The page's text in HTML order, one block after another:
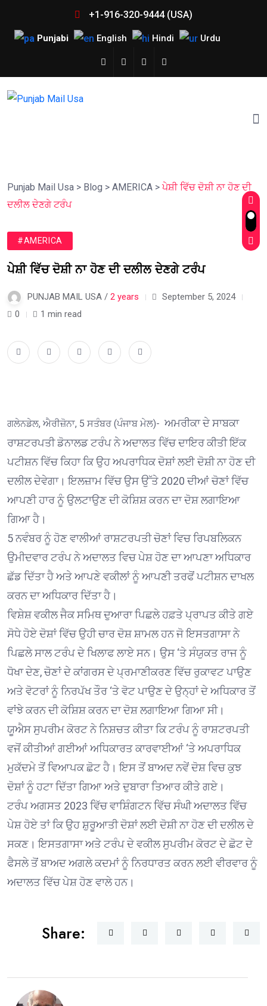
+1-916-320-9444 (USA)
Punjabi English Hindi Urdu
Punjab Mail Usa > Blog > AMERICA >ਪੇਸ਼ੀ ਵਿੱਚ ਦੋਸ਼ੀ ਨਾ ਹੋਣ ਦੀ
ਦਲੀਲ ਦੇਣਗੇ ਟਰੰਪ
#AMERICA
ਪੇਸ਼ੀ ਵਿੱਚ ਦੋਸ਼ੀ ਨਾ ਹੋਣ ਦੀ ਦਲੀਲ ਦੇਣਗੇ ਟਰੰਪ
PUNJAB MAIL USA / 2 years
September 5, 2024
0
1 min read
ਗਲੇਨਡੇਲ, ਐਰੀਜ਼ੋਨਾ, 5 ਸਤੰਬਰ (ਪੰਜਾਬ ਮੇਲ)- ਅਮਰੀਕਾ ਦੇ ਸਾਬਕਾ
ਰਾਸ਼ਟਰਪਤੀ ਡੋਨਾਲਡ ਟਰੰਪ ਨੇ ਅਦਾਲਤ ਵਿੱਚ ਦਾਇਰ ਕੀਤੀ ਇੱਕ
ਪਟੀਸ਼ਨ ਵਿੱਚ ਕਿਹਾ ਕਿ ਉਹ ਅਪਰਾਧਿਕ ਦੋਸ਼ਾਂ ਲਈ ਦੋਸ਼ੀ ਨਾ ਹੋਣ ਦੀ
ਦਲੀਲ ਦੇਵੇਗਾ। ਇਲਜ਼ਾਮ ਵਿੱਚ ਉਸ ਉੱਤੇ 2020 ਦੀਆਂ ਚੋਣਾਂ ਵਿੱਚ
ਆਪਣੀ ਹਾਰ ਨੂੰ ਉਲਟਾਉਣ ਦੀ ਕੋਸ਼ਿਸ਼ ਕਰਨ ਦਾ ਦੋਸ਼ ਲਗਾਇਆ
ਗਿਆ ਹੈ।
5 ਨਵੰਬਰ ਨੂੰ ਹੋਣ ਵਾਲੀਆਂ ਰਾਸ਼ਟਰਪਤੀ ਚੋਣਾਂ ਵਿਚ ਰਿਪਬਲਿਕਨ
ਉਮੀਦਵਾਰ ਟਰੰਪ ਨੇ ਅਦਾਲਤ ਵਿਚ ਪੇਸ਼ ਹੋਣ ਦਾ ਆਪਣਾ ਅਧਿਕਾਰ
ਛੱਡ ਦਿੱਤਾ ਹੈ ਅਤੇ ਆਪਣੇ ਵਕੀਲਾਂ ਨੂੰ ਆਪਣੀ ਤਰਫੋਂ ਪਟੀਸ਼ਨ ਦਾਖਲ
ਕਰਨ ਦਾ ਅਧਿਕਾਰ ਦਿੱਤਾ ਹੈ।
ਵਿਸ਼ੇਸ਼ ਵਕੀਲ ਜੈਕ ਸਮਿਥ ਦੁਆਰਾ ਪਿਛਲੇ ਹਫ਼ਤੇ ਪ੍ਰਾਪਤ ਕੀਤੇ ਗਏ
ਸੋਧੇ ਹੋਏ ਦੋਸ਼ਾਂ ਵਿੱਚ ਉਹੀ ਚਾਰ ਦੋਸ਼ ਸ਼ਾਮਲ ਹਨ ਜੋ ਇਸਤਗਾਸਾ ਨੇ
ਪਿਛਲੇ ਸਾਲ ਟਰੰਪ ਦੇ ਖਿਲਾਫ ਲਾਏ ਸਨ। ਉਸ ‘ਤੇ ਸੰਯੁਕਤ ਰਾਜ ਨੂੰ
ਧੋਖਾ ਦੇਣ, ਚੋਣਾਂ ਦੇ ਕਾਂਗਰਸ ਦੇ ਪ੍ਰਮਾਣੀਕਰਣ ਵਿੱਚ ਰੁਕਾਵਟ ਪਾਉਣ
ਅਤੇ ਵੋਟਰਾਂ ਨੂੰ ਨਿਰਪੱਖ ਤੌਰ ‘ਤੇ ਵੋਟ ਪਾਉਣ ਦੇ ਉਨ੍ਹਾਂ ਦੇ ਅਧਿਕਾਰ ਤੋਂ
ਵਾਂਝੇ ਕਰਨ ਦੀ ਕੋਸ਼ਿਸ਼ ਕਰਨ ਦਾ ਦੋਸ਼ ਲਗਾਇਆ ਗਿਆ ਸੀ।
ਯੂਐਸ ਸੁਪਰੀਮ ਕੋਰਟ ਨੇ ਨਿਸ਼ਚਤ ਕੀਤਾ ਕਿ ਟਰੰਪ ਨੂੰ ਰਾਸ਼ਟਰਪਤੀ
ਵਜੋਂ ਕੀਤੀਆਂ ਗਈਆਂ ਅਧਿਕਾਰਤ ਕਾਰਵਾਈਆਂ ‘ਤੇ ਅਪਰਾਧਿਕ
ਮੁਕੱਦਮੇ ਤੋਂ ਵਿਆਪਕ ਛੋਟ ਹੈ। ਇਸ ਤੋਂ ਬਾਅਦ ਨਵੇਂ ਦੋਸ਼ ਵਿਚ ਕੁਝ
ਦੋਸ਼ਾਂ ਨੂੰ ਹਟਾ ਦਿੱਤਾ ਗਿਆ ਅਤੇ ਦੁਬਾਰਾ ਤਿਆਰ ਕੀਤੇ ਗਏ।
ਟਰੰਪ ਅਗਸਤ 2023 ਵਿੱਚ ਵਾਸ਼ਿੰਗਟਨ ਵਿੱਚ ਸੰਘੀ ਅਦਾਲਤ ਵਿੱਚ
ਪੇਸ਼ ਹੋਏ ਤਾਂ ਕਿ ਉਹ ਸ਼ੁਰੂਆਤੀ ਦੋਸ਼ਾਂ ਲਈ ਦੋਸ਼ੀ ਨਾ ਹੋਣ ਦੀ ਦਲੀਲ ਦੇ
ਸਕਣ। ਇਸਤਗਾਸਾ ਅਤੇ ਟਰੰਪ ਦੇ ਵਕੀਲ ਸੁਪਰੀਮ ਕੋਰਟ ਦੇ ਛੋਟ ਦੇ
ਫੈਸਲੇ ਤੋਂ ਬਾਅਦ ਅਗਲੇ ਕਦਮਾਂ ਨੂੰ ਨਿਰਧਾਰਤ ਕਰਨ ਲਈ ਵੀਰਵਾਰ ਨੂੰ
ਅਦਾਲਤ ਵਿੱਚ ਪੇਸ਼ ਹੋਣ ਵਾਲੇ ਹਨ।
Share: